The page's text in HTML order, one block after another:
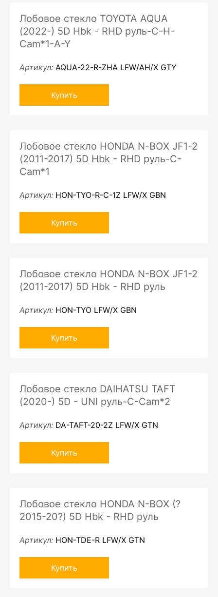
Лобовое стекло TOYOTA AQUA
(2022-) 5D Hbk - RHD руль-C-H-
Cam*1-A-Y
Артикул: AQUA-22-R-ZHA LFW/AH/X GTY
Купить
Лобовое стекло HONDA N-BOX JF1-2
(2011-2017) 5D Hbk - RHD руль-C-
Cam*1
Артикул: HON-TYO-R-C-1Z LFW/X GBN
Купить
Лобовое стекло HONDA N-BOX JF1-2
(2011-2017) 5D Hbk - RHD руль
Артикул: HON-TYO LFW/X GBN
Купить
Лобовое стекло DAIHATSU TAFT
(2020-) 5D - UNI руль-C-Cam*2
Артикул: DA-TAFT-20-2Z LFW/X GTN
Купить
Лобовое стекло HONDA N-BOX (?
2015-20?) 5D Hbk - RHD руль
Артикул: HON-TDE-R LFW/X GTN
Купить